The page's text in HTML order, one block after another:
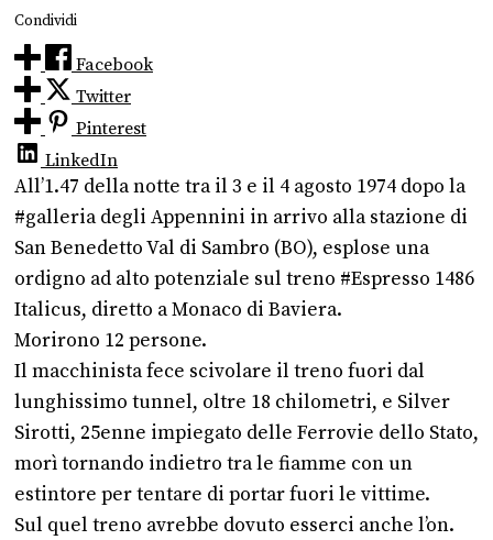
Condividi
Facebook
Twitter
Pinterest
LinkedIn
All’1.47 della notte tra il 3 e il 4 agosto 1974 dopo la
#galleria degli Appennini in arrivo alla stazione di
San Benedetto Val di Sambro (BO), esplose una
ordigno ad alto potenziale sul treno #Espresso 1486
Italicus, diretto a Monaco di Baviera.
Morirono 12 persone.
Il macchinista fece scivolare il treno fuori dal
lunghissimo tunnel, oltre 18 chilometri, e Silver
Sirotti, 25enne impiegato delle Ferrovie dello Stato,
morì tornando indietro tra le fiamme con un
estintore per tentare di portar fuori le vittime.
Sul quel treno avrebbe dovuto esserci anche l’on.